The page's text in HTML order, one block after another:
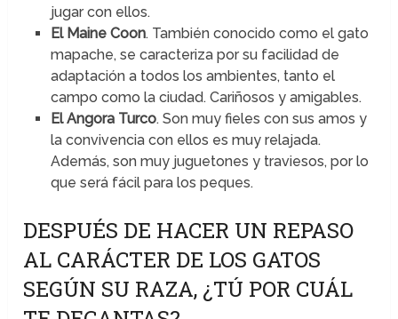
jugar con ellos.
El Maine Coon. También conocido como el gato
mapache, se caracteriza por su facilidad de
adaptación a todos los ambientes, tanto el
campo como la ciudad. Cariñosos y amigables.
El Angora Turco. Son muy fieles con sus amos y
la convivencia con ellos es muy relajada.
Además, son muy juguetones y traviesos, por lo
que será fácil para los peques.
DESPUÉS DE HACER UN REPASO
AL CARÁCTER DE LOS GATOS
SEGÚN SU RAZA, ¿TÚ POR CUÁL